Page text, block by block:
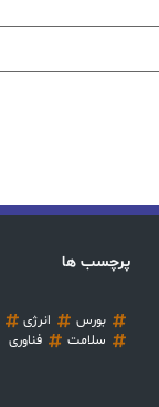
پرچسب ها
بورس انرژی
سلامت
فناوری